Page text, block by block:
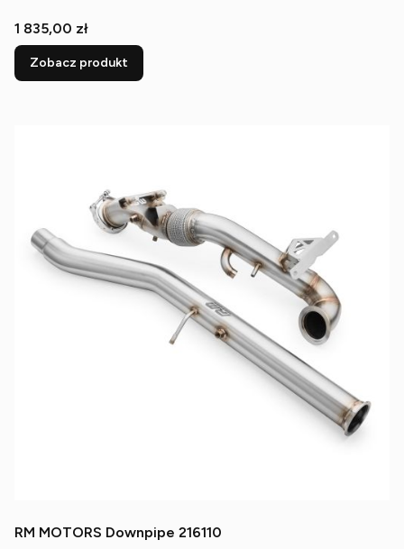
Cena
1 835,00 zł
Zobacz produkt
RM MOTORS Downpipe 216110